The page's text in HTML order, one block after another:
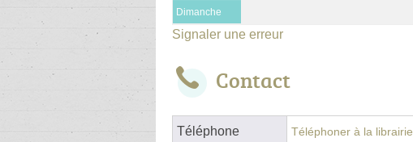
Dimanche
Signaler une erreur
Contact
Téléphone Téléphoner à la librairie